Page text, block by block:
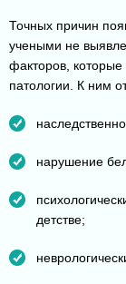
Точных причин
учеными не
факторов, которые
патологии. К ним
нарушение
детстве;